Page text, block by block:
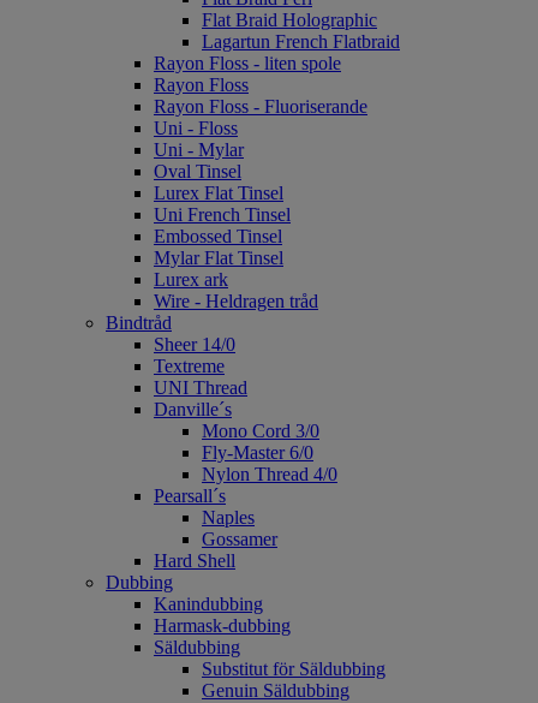
Flat Braid Holographic
Lagartun French Flatbraid
Rayon Floss - liten spole
Rayon Floss
Rayon Floss - Fluoriserande
Uni - Floss
Uni - Mylar
Oval Tinsel
Lurex Flat Tinsel
Uni French Tinsel
Embossed Tinsel
Mylar Flat Tinsel
Lurex ark
Wire - Heldragen tråd
Bindtråd
Sheer 14/0
Textreme
UNI Thread
Danville´s
Mono Cord 3/0
Fly-Master 6/0
Nylon Thread 4/0
Pearsall´s
Naples
Gossamer
Hard Shell
Dubbing
Kanindubbing
Harmask-dubbing
Säldubbing
Substitut för Säldubbing
Genuin Säldubbing